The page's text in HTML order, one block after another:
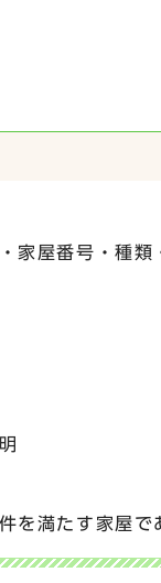
家屋番号・種類
を満たす家屋で